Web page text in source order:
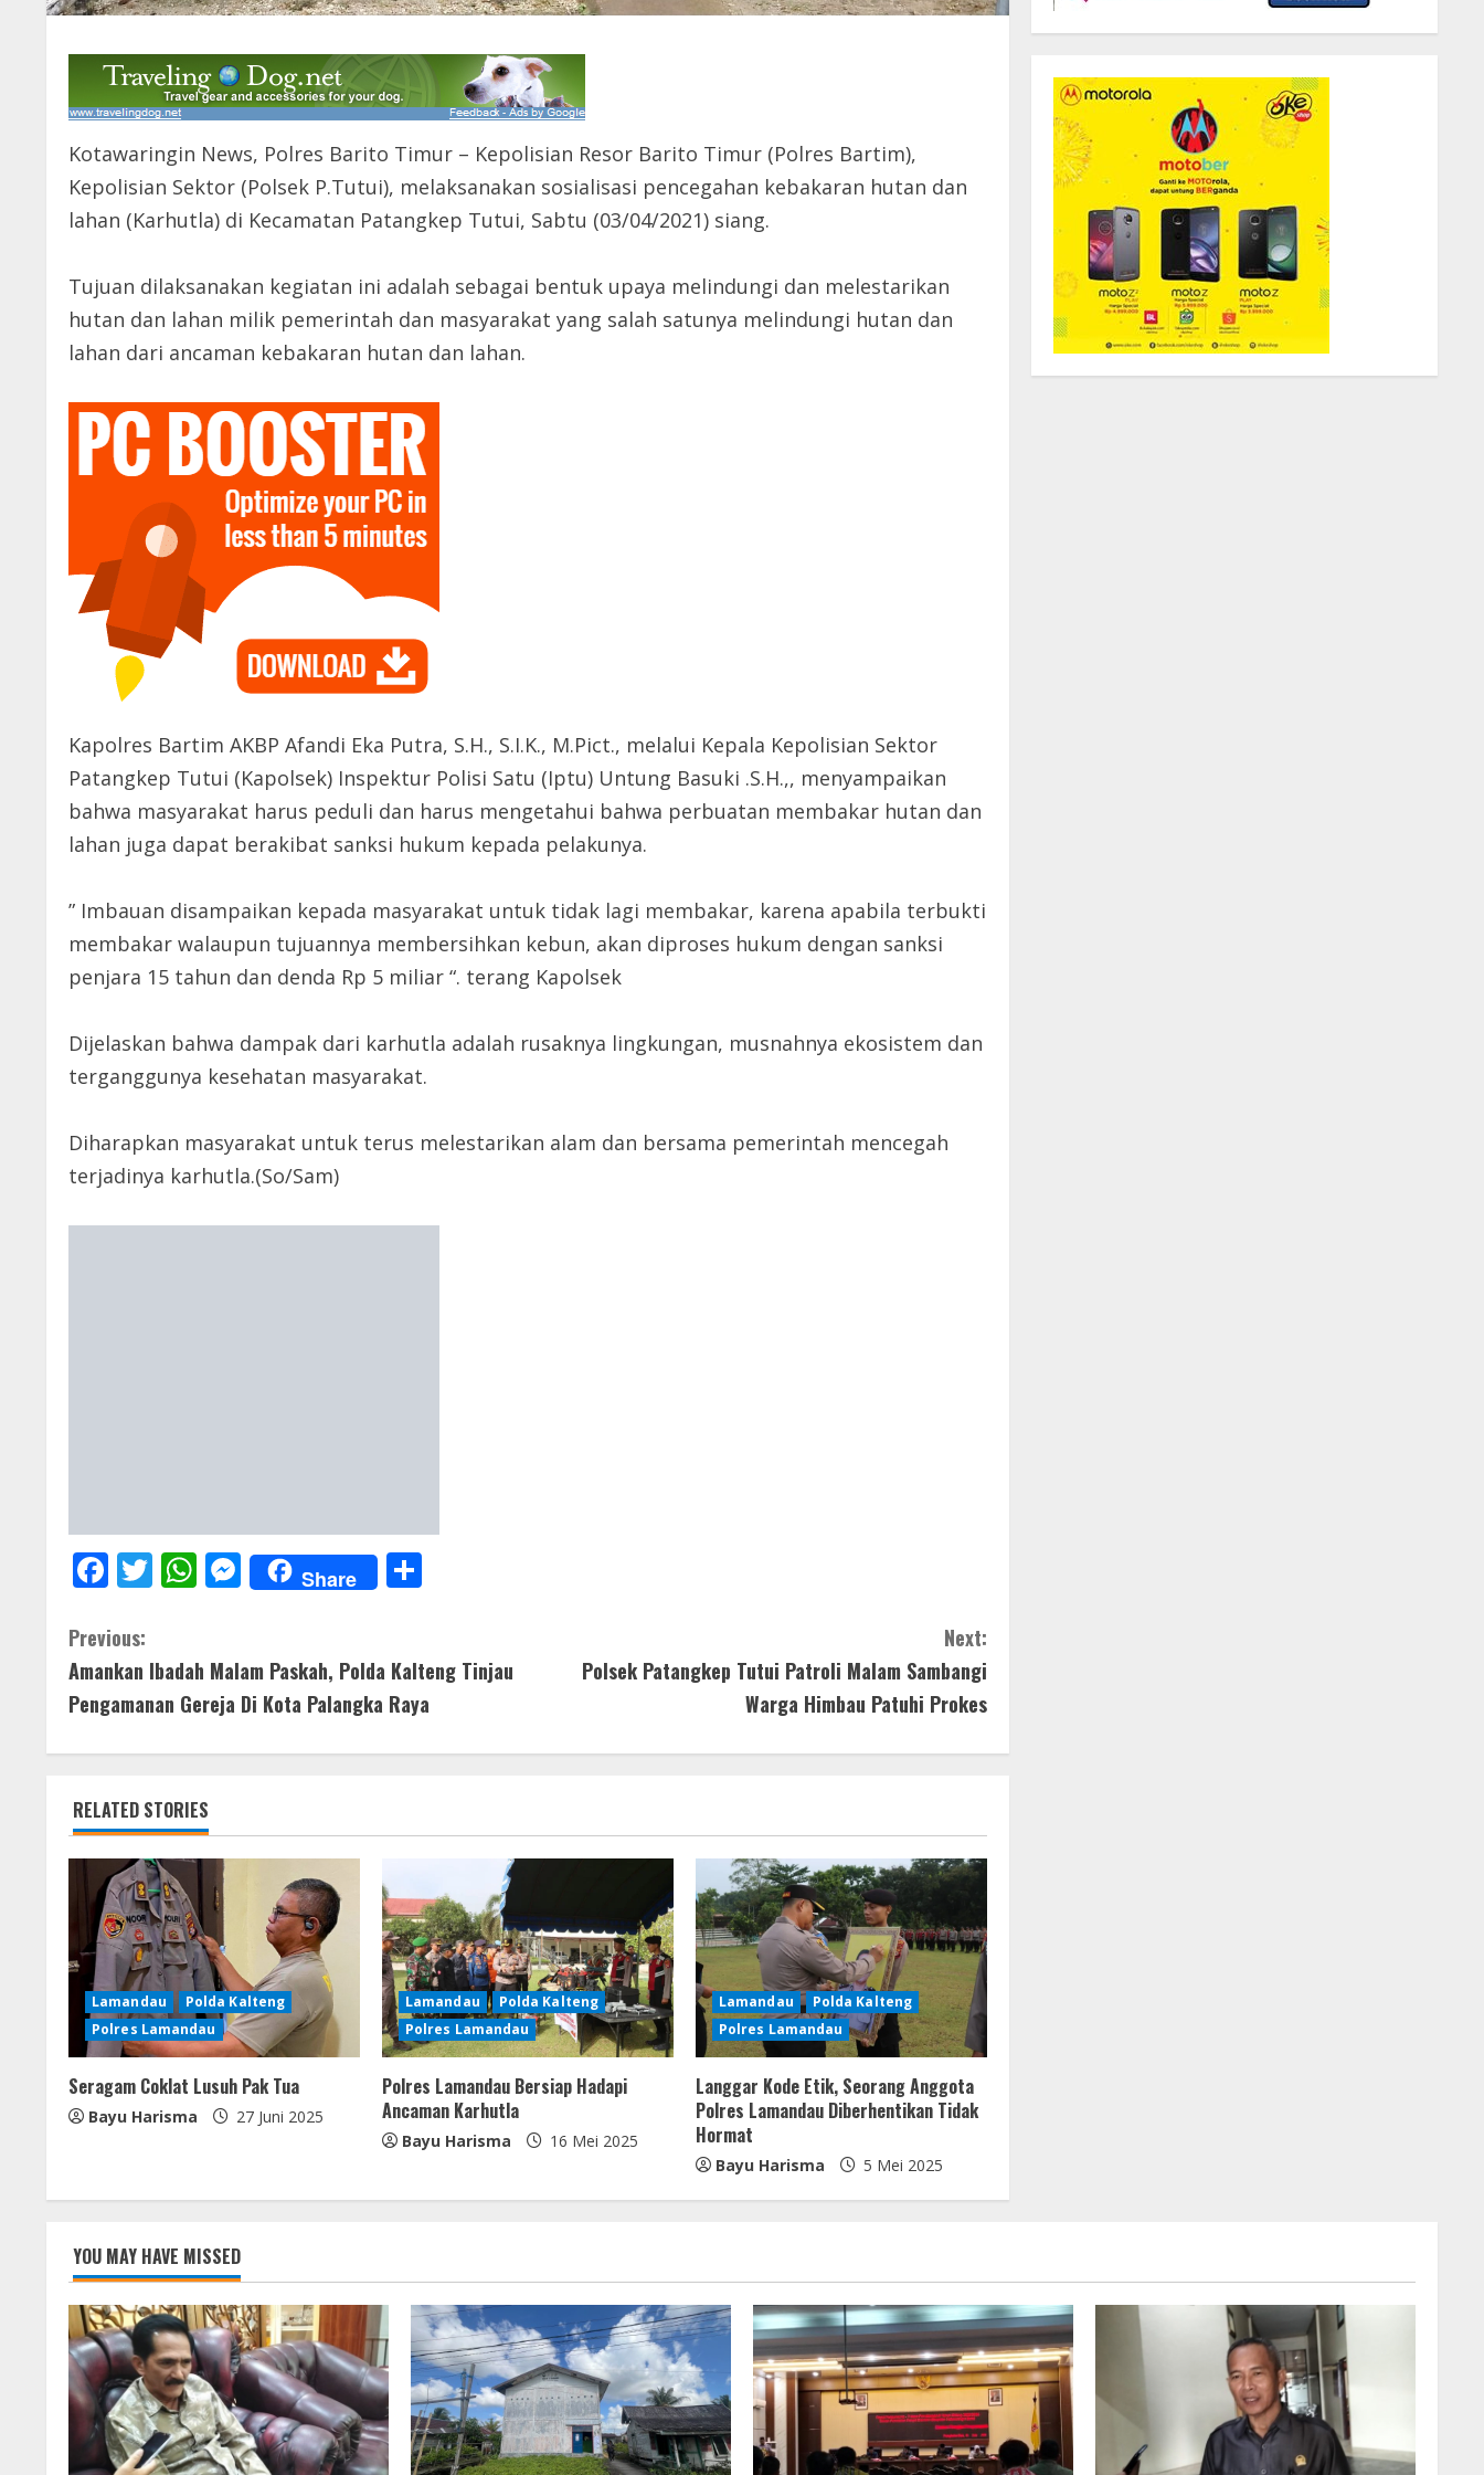
Kotawaringin News, Polres Barito Timur – Kepolisian Resor Barito Timur (Polres Bartim),
Kepolisian Sektor (Polsek P.Tutui), melaksanakan sosialisasi pencegahan kebakaran hutan dan
lahan (Karhutla) di Kecamatan Patangkep Tutui, Sabtu (03/04/2021) siang.
Tujuan dilaksanakan kegiatan ini adalah sebagai bentuk upaya melindungi dan melestarikan
hutan dan lahan milik pemerintah dan masyarakat yang salah satunya melindungi hutan dan
lahan dari ancaman kebakaran hutan dan lahan.
Kapolres Bartim AKBP Afandi Eka Putra, S.H., S.I.K., M.Pict., melalui Kepala Kepolisian Sektor
Patangkep Tutui (Kapolsek) Inspektur Polisi Satu (Iptu) Untung Basuki .S.H.,, menyampaikan
bahwa masyarakat harus peduli dan harus mengetahui bahwa perbuatan membakar hutan dan
lahan juga dapat berakibat sanksi hukum kepada pelakunya.
” Imbauan disampaikan kepada masyarakat untuk tidak lagi membakar, karena apabila terbukti
membakar walaupun tujuannya membersihkan kebun, akan diproses hukum dengan sanksi
penjara 15 tahun dan denda Rp 5 miliar “. terang Kapolsek
Dijelaskan bahwa dampak dari karhutla adalah rusaknya lingkungan, musnahnya ekosistem dan
terganggunya kesehatan masyarakat.
Diharapkan masyarakat untuk terus melestarikan alam dan bersama pemerintah mencegah
terjadinya karhutla.(So/Sam)
F
e
b
o
o
T
er
W
s
A
p
M
e
e
n
g
Share
e
C
o
i
n
e
R
e
a
i
n
g
Previous:
Amankan Ibadah Malam Paskah, Polda Kalteng Tinjau
Pengamanan Gereja Di Kota Palangka Raya
Next:
Polsek Patangkep Tutui Patroli Malam Sambangi
Warga Himbau Patuhi Prokes
RELATED STORIES
Lamandau
Polda Kalteng
Polres Lamandau
Seragam Coklat Lusuh Pak Tua
Bayu Harisma 27 Juni 2025
Lamandau
Polda Kalteng
Polres Lamandau
Polres Lamandau Bersiap Hadapi
Ancaman Karhutla
Bayu Harisma 16 Mei 2025
Lamandau
Polda Kalteng
Polres Lamandau
Langgar Kode Etik, Seorang Anggota
Polres Lamandau Diberhentikan Tidak
Hormat
Bayu Harisma 5 Mei 2025
YOU MAY HAVE MISSED